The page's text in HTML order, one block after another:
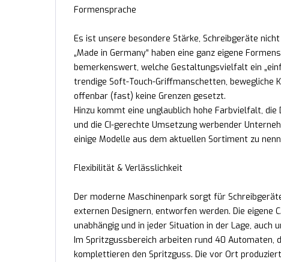
Formensprache
Es ist unsere besondere Stärke, Schreibgeräte
„Made in Germany“ haben eine ganz eigene
bemerkenswert, welche Gestaltungsvielfalt ein
trendige Soft-Touch-Griffmanschetten, bewegliche
offenbar (fast) keine Grenzen gesetzt.
Hinzu kommt eine unglaublich hohe Farbvielfalt,
und die CI-gerechte Umsetzung werbender
einige Modelle aus dem aktuellen Sortiment zu
Flexibilität & Verlässlichkeit
Der moderne Maschinenpark sorgt für
externen Designern, entworfen werden. Die eigene
unabhängig und in jeder Situation in der Lage, auch
Im Spritzgussbereich arbeiten rund 40 Automaten,
komplettieren den Spritzguss. Die vor Ort